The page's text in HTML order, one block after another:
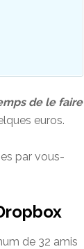
de le faire
euros.
par vous-
de 32 amis